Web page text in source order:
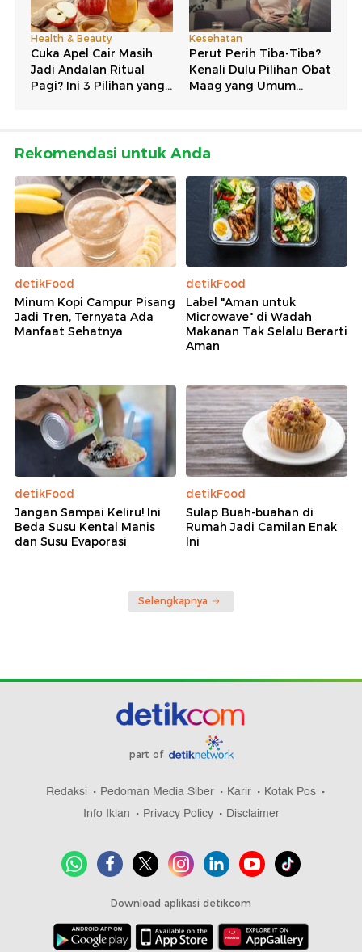
Rekomendasi untuk Anda
detikFood
Minum Kopi Campur Pisang
Jadi Tren, Ternyata Ada
Manfaat Sehatnya
detikFood
Label "Aman untuk
Microwave" di Wadah
Makanan Tak Selalu Berarti
Aman
detikFood
Jangan Sampai Keliru! Ini
Beda Susu Kental Manis
dan Susu Evaporasi
detikFood
Sulap Buah-buahan di
Rumah Jadi Camilan Enak
Ini
Selengkapnya
part of
Redaksi Pedoman Media Siber Karir
Kotak Pos
Info Iklan
Privacy Policy Disclaimer
Download aplikasi detikcom